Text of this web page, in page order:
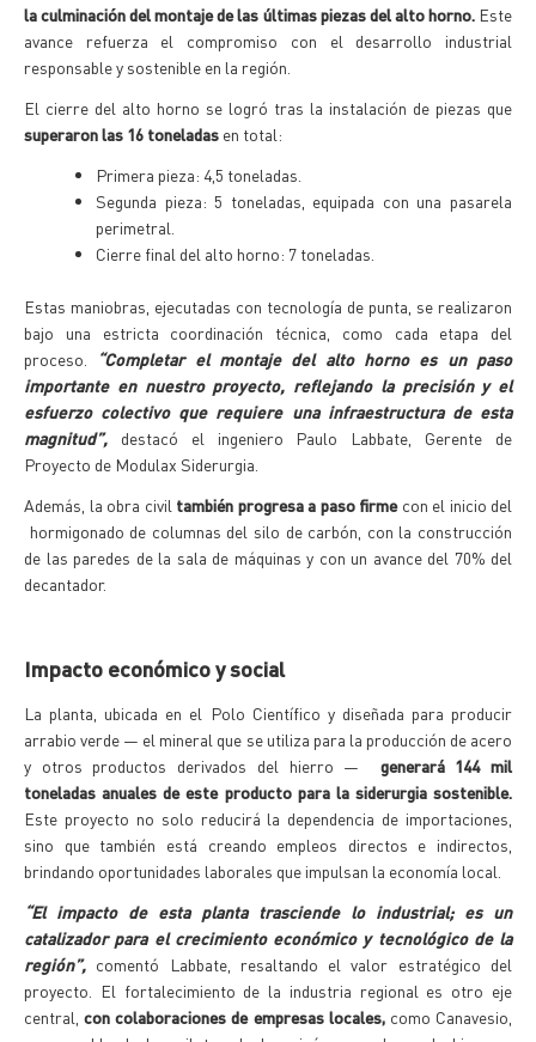
la culminación del montaje de las últimas piezas del alto horno.Este
avance refuerza el compromiso con el desarrollo industrial
responsable y sostenible en la región.
El cierre del alto horno se logró tras la instalación de piezas que
superaron las 16 toneladas en total:
Primera pieza: 4,5 toneladas.
Segunda pieza: 5 toneladas, equipada con una pasarela
perimetral.
Cierre final del alto horno: 7 toneladas.
Estas maniobras, ejecutadas con tecnología de punta, se realizaron
bajo una estricta coordinación técnica, como cada etapa del
proceso.
“Completar el montaje del alto horno es un paso
importante en nuestro proyecto, reflejando la precisión y el
esfuerzo colectivo que requiere una infraestructura de esta
magnitud”, destacó el ingeniero Paulo Labbate, Gerente de
Proyecto de Modulax Siderurgia.
Además, la obra civil también progresa a paso firmecon el inicio del
hormigonado de columnas del silo de carbón, con la construcción
de las paredes de la sala de máquinas y con un avance del 70% del
decantador.
Impacto económico y social
La planta, ubicada en el Polo Científico y diseñada para producir
arrabio verde — el mineral que se utiliza para la producción de acero
y otros productos derivados del hierro — generará 144 mil
toneladas anuales de este producto para la siderurgia sostenible.
Este proyecto no solo reducirá la dependencia de importaciones,
sino que también está creando empleos directos e indirectos,
brindando oportunidades laborales que impulsan la economía local.
“El impacto de esta planta trasciende lo industrial; es un
catalizador para el crecimiento económico y tecnológico de la
región”, comentó Labbate, resaltando el valor estratégico del
proyecto. El fortalecimiento de la industria regional es otro eje
central,con colaboraciones de empresas locales,como Canavesio,